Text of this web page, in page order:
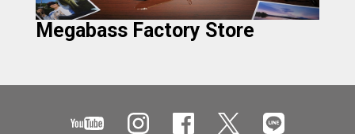
Megabass Factory Store